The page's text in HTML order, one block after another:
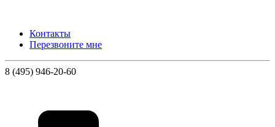
Контакты
Перезвоните мне
8 (495) 946-20-60